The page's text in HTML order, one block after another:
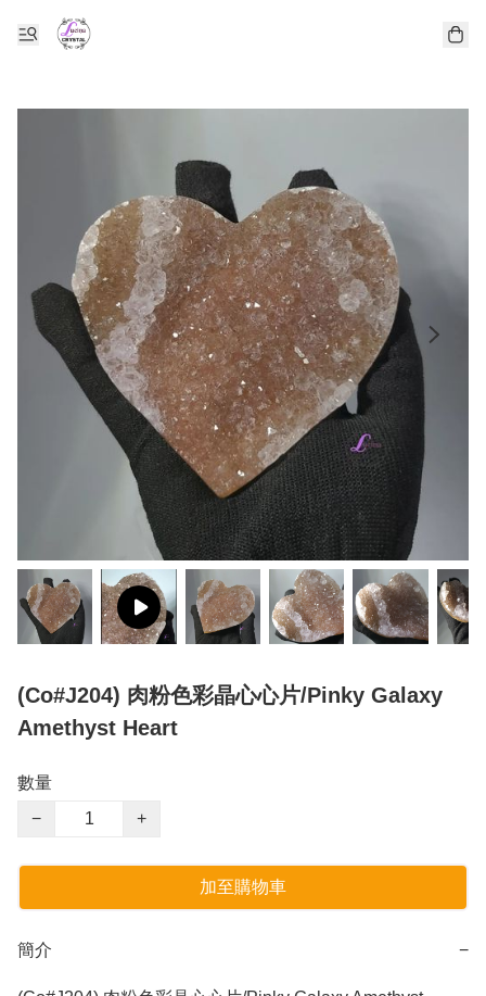
(Co#J204) 肉粉色彩晶心心片/Pinky Galaxy
Amethyst Heart
數量
−
+
加至購物車
簡介 −